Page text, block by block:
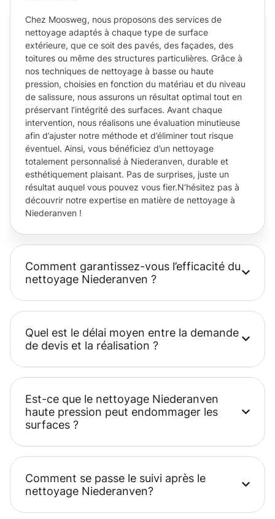
Chez Moosweg, nous proposons des services de
nettoyage adaptés à chaque type de surface
extérieure, que ce soit des pavés, des façades, des
toitures ou même des structures particulières. Grâce à
nos techniques de nettoyage à basse ou haute
pression, choisies en fonction du matériau et du niveau
de salissure, nous assurons un résultat optimal tout en
préservant l’intégrité des surfaces. Avant chaque
intervention, nous réalisons une évaluation minutieuse
afin d’ajuster notre méthode et d’éliminer tout risque
éventuel. Ainsi, vous bénéficiez d’un nettoyage
totalement personnalisé à Niederanven, durable et
esthétiquement plaisant. Pas de surprises, juste un
résultat auquel vous pouvez vous fier.N’hésitez pas à
découvrir notre expertise en matière de nettoyage à
Niederanven !
Comment garantissez-vous l’efficacité du
nettoyage Niederanven ?
Quel est le délai moyen entre la demande
de devis et la réalisation ?
Est-ce que le nettoyage Niederanven
haute pression peut endommager les
surfaces ?
Comment se passe le suivi après le
nettoyage Niederanven?